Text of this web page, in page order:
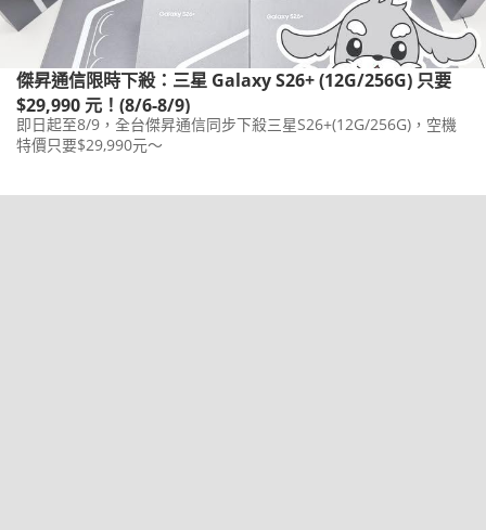
傑昇通信限時下殺：三星 Galaxy S26+ (12G/256G) 只要
$29,990 元！(8/6-8/9)
即日起至8/9，全台傑昇通信同步下殺三星S26+(12G/256G)，空機
特價只要$29,990元～